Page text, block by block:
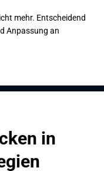
mehr. Entscheidend
Anpassung an
in